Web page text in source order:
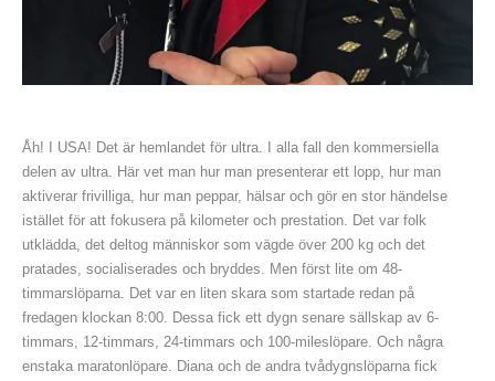
Åh! I USA! Det är hemlandet för ultra. I alla fall den kommersiella
delen av ultra. Här vet man hur man presenterar ett lopp, hur man
aktiverar frivilliga, hur man peppar, hälsar och gör en stor händelse
istället för att fokusera på kilometer och prestation. Det var folk
utklädda, det deltog människor som vägde över 200 kg och det
pratades, socialiserades och bryddes. Men först lite om 48-
timmarslöparna. Det var en liten skara som startade redan på
fredagen klockan 8:00. Dessa fick ett dygn senare sällskap av 6-
timmars, 12-timmars, 24-timmars och 100-mileslöpare. Och några
enstaka maratonlöpare. Diana och de andra tvådygnslöparna fick